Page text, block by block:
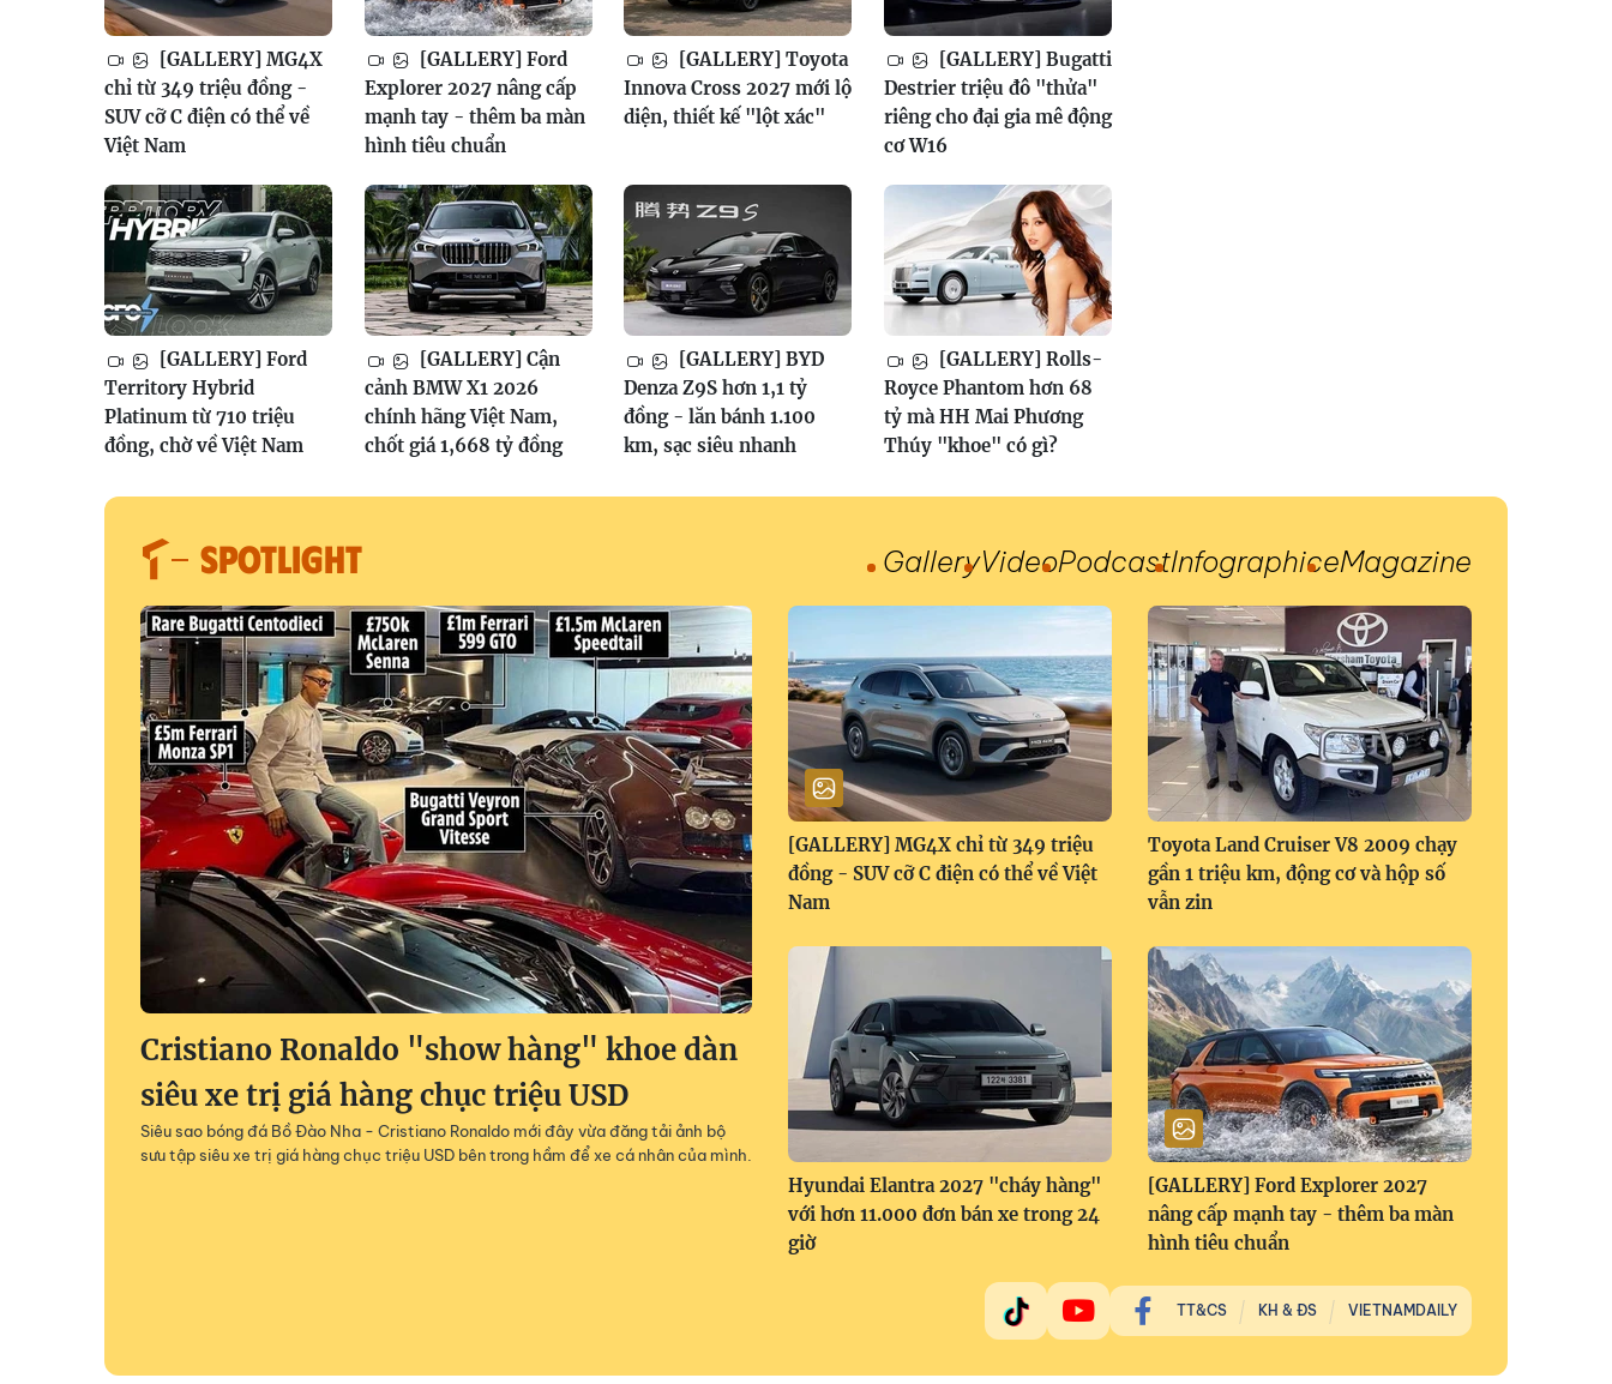
[GALLERY] MG4X
chỉ từ 349 triệu đồng -
SUV cỡ C điện có thể về
Việt Nam
[GALLERY] Ford
Explorer 2027 nâng cấp
mạnh tay - thêm ba màn
hình tiêu chuẩn
[GALLERY] Toyota
Innova Cross 2027 mới lộ
diện, thiết kế "lột xác"
[GALLERY] Bugatti
Destrier triệu đô "thửa"
riêng cho đại gia mê động
cơ W16
[GALLERY] Ford
Territory Hybrid
Platinum từ 710 triệu
đồng, chờ về Việt Nam
[GALLERY] Cận
cảnh BMW X1 2026
chính hãng Việt Nam,
chốt giá 1,668 tỷ đồng
[GALLERY] BYD
Denza Z9S hơn 1,1 tỷ
đồng - lăn bánh 1.100
km, sạc siêu nhanh
[GALLERY] Rolls-
Royce Phantom hơn 68
tỷ mà HH Mai Phương
Thúy "khoe" có gì?
SPOTLIGHT GalleryVideoPodcastInfographiceMagazine
Cristiano Ronaldo "show hàng" khoe dàn
siêu xe trị giá hàng chục triệu USD
Siêu sao bóng đá Bồ Đào Nha - Cristiano Ronaldo mới đây vừa đăng tải ảnh bộ
sưu tập siêu xe trị giá hàng chục triệu USD bên trong hầm để xe cá nhân của mình.
[GALLERY] MG4X chỉ từ 349 triệu
đồng - SUV cỡ C điện có thể về Việt
Nam
Toyota Land Cruiser V8 2009 chạy
gần 1 triệu km, động cơ và hộp số
vẫn zin
Hyundai Elantra 2027 "cháy hàng"
với hơn 11.000 đơn bán xe trong 24
giờ
[GALLERY] Ford Explorer 2027
nâng cấp mạnh tay - thêm ba màn
hình tiêu chuẩn
TT&CS KH & ĐS VIETNAMDAILY